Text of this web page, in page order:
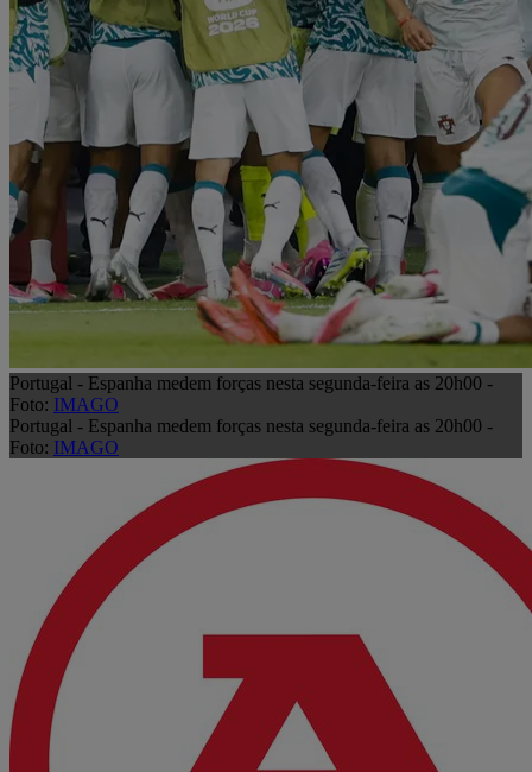
Portugal - Espanha medem forças nesta segunda-feira as 20h00 -
Foto: IMAGO
Portugal - Espanha medem forças nesta segunda-feira as 20h00 -
Foto: IMAGO